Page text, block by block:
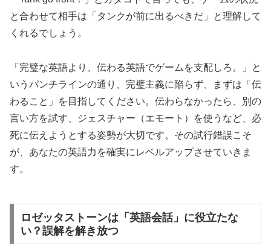
と合わせて相手は「タンクが前に出るべきだ」と理解して
くれるでしょう。
「完璧な英語より、伝わる英語でゲームを支配しろ。」と
いうパンチラインの通り、完璧主義に陥らず、まずは「伝
わること」を目指してください。伝わらなかったら、別の
言い方を試す、ジェスチャー（エモート）を使うなど、必
死に伝えようとする姿勢が大切です。その試行錯誤こそ
が、あなたの英語力を確実にレベルアップさせていきま
す。
ロゼッタストーンは「英語会話」に役立たな
い？誤解を解き放つ